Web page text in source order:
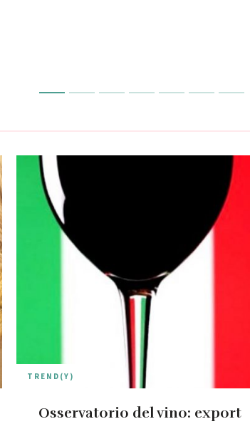
TREND(Y)
Osservatorio del vino: export